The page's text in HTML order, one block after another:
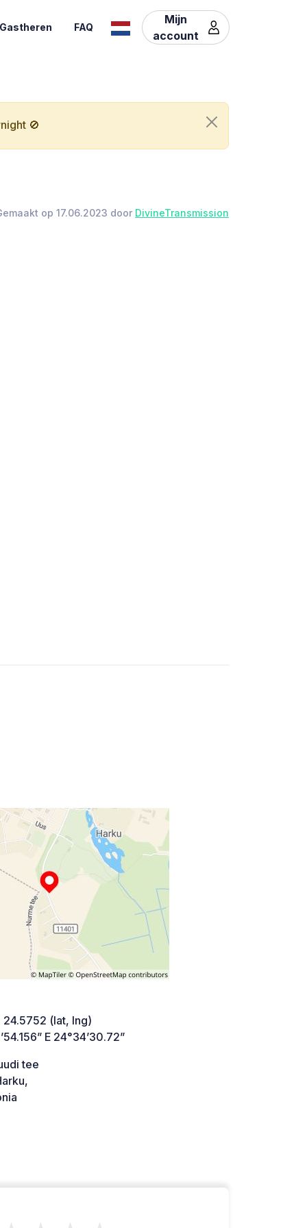
FAQ
Mijn
account
🚫
op 17.06.2023 door DivineTransmission
24.5752 (lat, lng)
E 24°34’30.72”
tee